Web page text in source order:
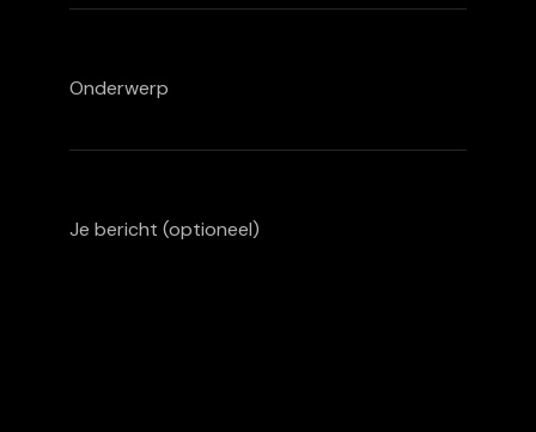
Onderwerp
Je bericht (optioneel)